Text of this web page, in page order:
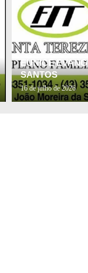
EUNICE
SANTOS
16 de julho de 2026